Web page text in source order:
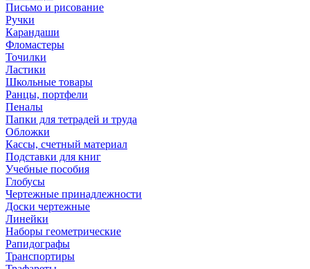
Письмо и рисование
Ручки
Карандаши
Фломастеры
Точилки
Ластики
Школьные товары
Ранцы, портфели
Пеналы
Папки для тетрадей и труда
Обложки
Кассы, счетный материал
Подставки для книг
Учебные пособия
Глобусы
Чертежные принадлежности
Доски чертежные
Линейки
Наборы геометрические
Рапидографы
Транспортиры